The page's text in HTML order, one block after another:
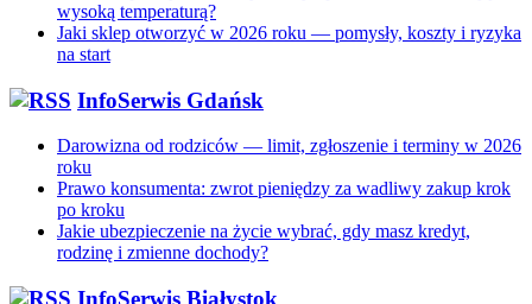
wysoką temperaturą?
Jaki sklep otworzyć w 2026 roku — pomysły, koszty i ryzyka
na start
InfoSerwis Gdańsk
Darowizna od rodziców — limit, zgłoszenie i terminy w 2026
roku
Prawo konsumenta: zwrot pieniędzy za wadliwy zakup krok
po kroku
Jakie ubezpieczenie na życie wybrać, gdy masz kredyt,
rodzinę i zmienne dochody?
InfoSerwis Białystok